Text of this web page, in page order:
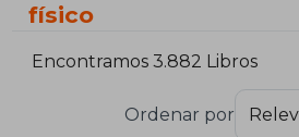
físico
Encontramos 3.882 Libros
Ordenar por